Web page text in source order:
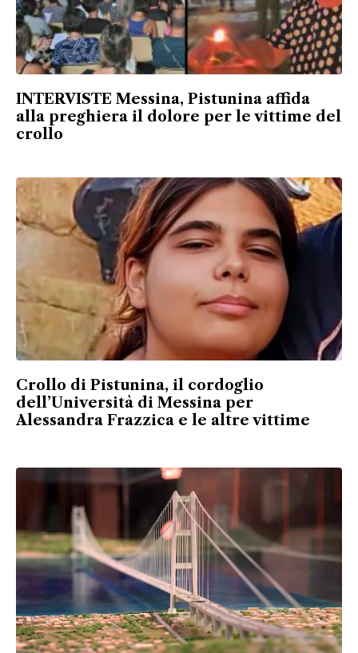
INTERVISTE Messina, Pistunina affida
alla preghiera il dolore per le vittime del
crollo
Crollo di Pistunina, il cordoglio
dell’Università di Messina per
Alessandra Frazzica e le altre vittime